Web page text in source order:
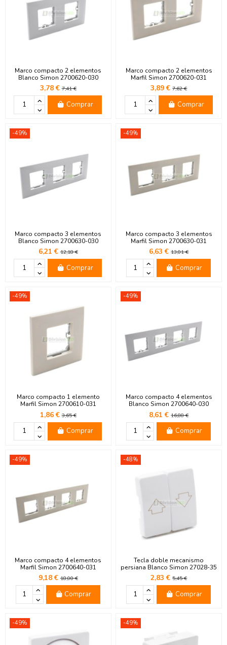
Marco compacto 2 elementos
Blanco Simon 2700620-030
3,78 €7,41 €
Comprar
Marco compacto 2 elementos
Marfil Simon 2700620-031
3,89 €7,62 €
Comprar
-49%
Marco compacto 3 elementos
Blanco Simon 2700630-030
6,21 €12,18 €
Comprar
-49%
Marco compacto 3 elementos
Marfil Simon 2700630-031
6,63 €13,01 €
Comprar
-49%
Marco compacto 1 elemento
Marfil Simon 2700610-031
1,86 €3,65 €
Comprar
-49%
Marco compacto 4 elementos
Blanco Simon 2700640-030
8,61 €16,88 €
Comprar
-49%
Marco compacto 4 elementos
Marfil Simon 2700640-031
9,18 €18,00 €
Comprar
-48%
Tecla doble mecanismo
persiana Blanco Simon 27028-35
2,83 €5,45 €
Comprar
-49% -49%